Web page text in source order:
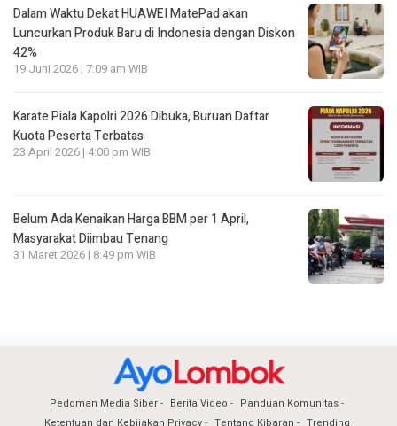
Dalam Waktu Dekat HUAWEI MatePad akan
Luncurkan Produk Baru di Indonesia dengan Diskon
42%
19 Juni 2026 | 7:09 am WIB
Karate Piala Kapolri 2026 Dibuka, Buruan Daftar
Kuota Peserta Terbatas
23 April 2026 | 4:00 pm WIB
Belum Ada Kenaikan Harga BBM per 1 April,
Masyarakat Diimbau Tenang
31 Maret 2026 | 8:49 pm WIB
Pedoman Media Siber Berita Video
Panduan Komunitas
Ketentuan dan Kebijakan Privacy
Tentang Kibaran Trending